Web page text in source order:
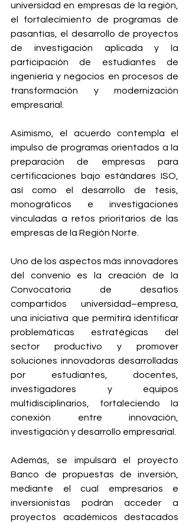
universidad en empresas de la región,
el fortalecimiento de programas de
pasantías, el desarrollo de proyectos
de investigación aplicada y la
participación de estudiantes de
ingeniería y negocios en procesos de
transformación y modernización
empresarial.
Asimismo, el acuerdo contempla el
impulso de programas orientados a la
preparación de empresas para
certificaciones bajo estándares ISO,
así como el desarrollo de tesis,
monográficos e investigaciones
vinculadas a retos prioritarios de las
empresas de la Región Norte.
Uno de los aspectos más innovadores
del convenio es la creación de la
Convocatoria de desafíos
compartidos universidad–empresa,
una iniciativa que permitirá identificar
problemáticas estratégicas del
sector productivo y promover
soluciones innovadoras desarrolladas
por estudiantes, docentes,
investigadores y equipos
multidisciplinarios, fortaleciendo la
conexión entre innovación,
investigación y desarrollo empresarial.
Además, se impulsará el proyecto
Banco de propuestas de inversión,
mediante el cual empresarios e
inversionistas podrán acceder a
proyectos académicos destacados